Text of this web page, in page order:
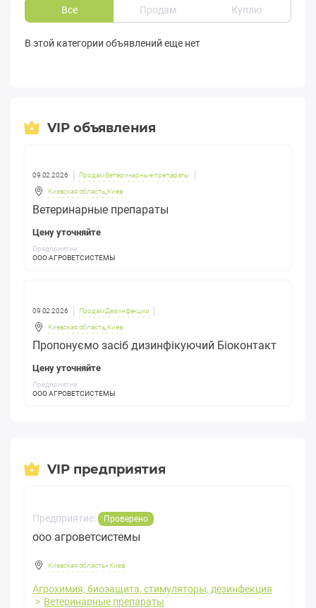
Все Продам Куплю
В этой категории объявлений еще нет
VIP объявления
09.02.2026 Продам Ветеринарные препараты
Киевская область, Киев
Ветеринарные препараты
Цену уточняйте
Предприятие:
ООО АГРОВЕТСИСТЕМЫ
09.02.2026 Продам Дезинфекция
Киевская область, Киев
Пропонуємо засіб дизинфікуючий Біоконтакт
Цену уточняйте
Предприятие:
ООО АГРОВЕТСИСТЕМЫ
VIP предприятия
Предприятие: Проверено
ооо агроветсистемы
Киевская область- Киев
Агрохимия, биозащита, стимуляторы, дезинфекция
Ветеринарные препараты